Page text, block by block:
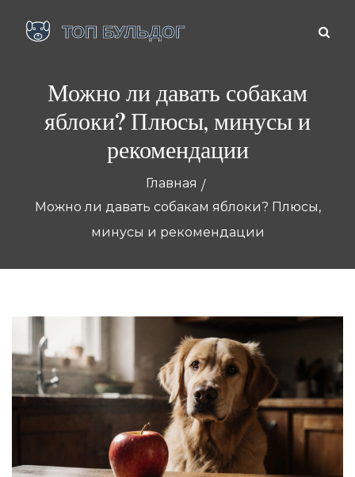
Можно ли давать собакам
яблоки? Плюсы, минусы и
рекомендации
Главная
Можно ли давать собакам яблоки? Плюсы,
минусы и рекомендации